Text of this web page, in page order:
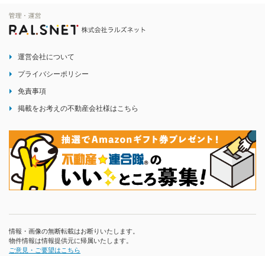
運営会社について
プライバシーポリシー
免責事項
掲載をお考えの不動産会社様はこちら
情報・画像の無断転載はお断りいたします。
物件情報は情報提供元に帰属いたします。
ご意見・ご要望はこちら